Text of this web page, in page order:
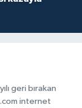
geri bırakan
internet